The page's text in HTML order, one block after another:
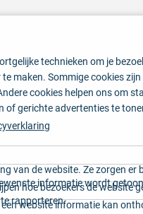
technieken om je
maken. Sommige cookies
cookies helpen ons om
of gerichte advertenties te
van de website. Ze zorgen er
informatie wordt
hoe bezoekers de website
rapporteren.
website informatie kan